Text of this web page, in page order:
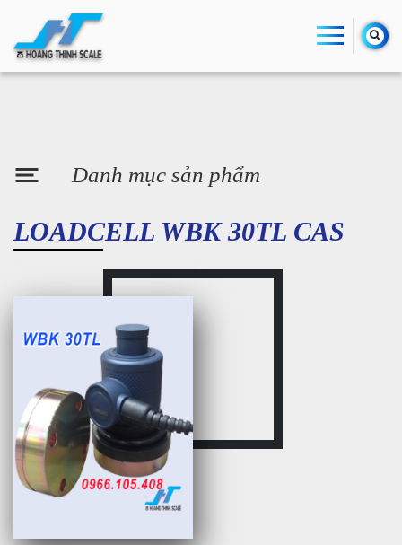
Danh mục sản phẩm
LOADCELL WBK 30TL CAS